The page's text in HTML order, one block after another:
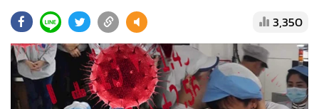
• ละคร
• CbizReview
Cyber BIZ
ผู้จัดกวน
3,350